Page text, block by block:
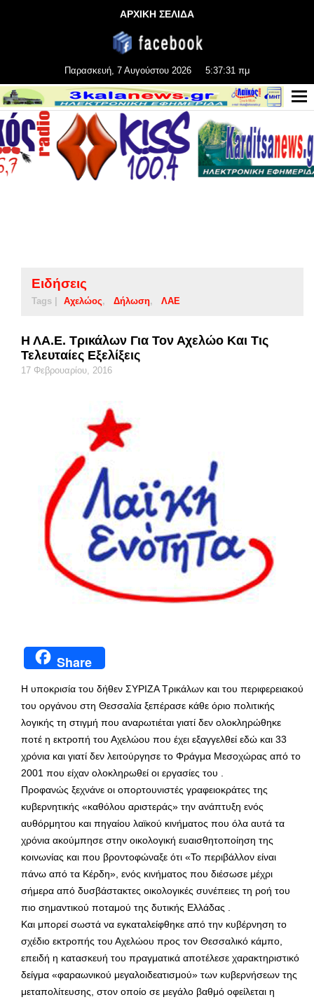
ΑΡΧΙΚΗ ΣΕΛΙΔΑ
Παρασκευή, 7 Αυγούστου 2026 5:37:32 πμ
Ειδήσεις
Tags | Αχελώος Δήλωση ΛΑΕ
Η ΛΑ.Ε. Τρικάλων Για Τον Αχελώο Και Τις
Τελευταίες Εξελίξεις
17 Φεβρουαρίου, 2016
Share
H υποκρισία του δήθεν ΣΥΡΙΖΑ Τρικάλων και του περιφερειακού
του οργάνου στη Θεσσαλία ξεπέρασε κάθε όριο πολιτικής
λογικής τη στιγμή που αναρωτιέται γιατί δεν ολοκληρώθηκε
ποτέ η εκτροπή του Αχελώου που έχει εξαγγελθεί εδώ και 33
χρόνια και γιατί δεν λειτούργησε το Φράγμα Μεσοχώρας από το
2001 που είχαν ολοκληρωθεί οι εργασίες του .
Προφανώς ξεχνάνε οι οπορτουνιστές γραφειοκράτες της
κυβερνητικής «καθόλου αριστεράς» την ανάπτυξη ενός
αυθόρμητου και πηγαίου λαϊκού κινήματος που όλα αυτά τα
χρόνια ακούμπησε στην οικολογική ευαισθητοποίηση της
κοινωνίας και που βροντοφώναξε ότι «Το περιβάλλον είναι
πάνω από τα Κέρδη», ενός κινήματος που διέσωσε μέχρι
σήμερα από δυσβάστακτες οικολογικές συνέπειες τη ροή του
πιο σημαντικού ποταμού της δυτικής Ελλάδας .
Και μπορεί σωστά να εγκαταλείφθηκε από την κυβέρνηση το
σχέδιο εκτροπής του Αχελώου προς τον Θεσσαλικό κάμπο,
επειδή η κατασκευή του πραγματικά αποτέλεσε χαρακτηριστικό
δείγμα «φαραωνικού μεγαλοιδεατισμού» των κυβερνήσεων της
μεταπολίτευσης, στον οποίο σε μεγάλο βαθμό οφείλεται η